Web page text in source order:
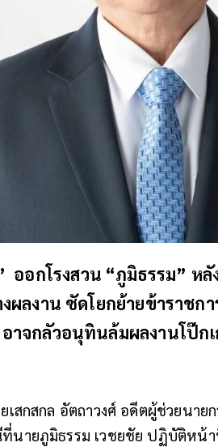
ออกโรงสวน “ภูมิธรรม” ห
ผลงาน ซัดโยกย้ายข้าราชกา
าจกลัวอนุทินล้มผลงานโป๊ก
เสกสกล อัตถาวงศ์ อดีตผู้ช่วยนา
ที่นายภูมิธรรม เวชยชัย ปฏิบัติหน้